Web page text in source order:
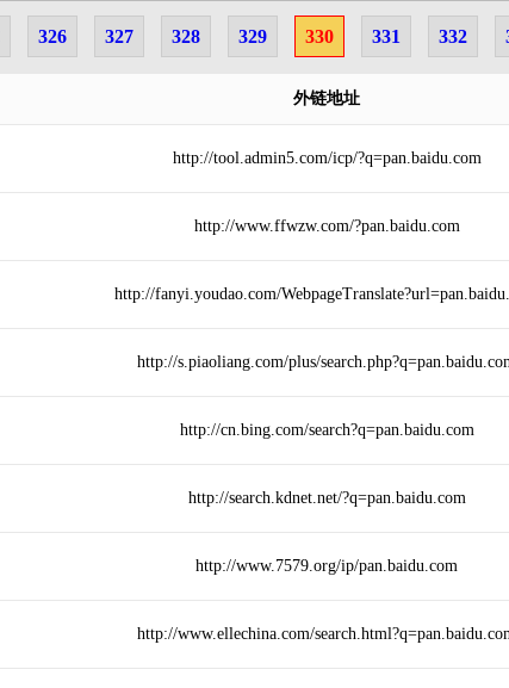
326 327 328 329 330 331 332
外链地址
http://tool.admin5.com/icp/?q=pan.baidu.com
http://www.ffwzw.com/?pan.baidu.com
http://fanyi.youdao.com/
http://s.piaoliang.com/plus/
http://cn.bing.com/search?q=pan.baidu.com
http://search.kdnet.net/?q=pan.baidu.com
http://www.7579.org/ip/pan.baidu.com
http://www.ellechina.com/